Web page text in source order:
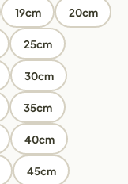
19cm 20cm
25cm
30cm
35cm
40cm
45cm